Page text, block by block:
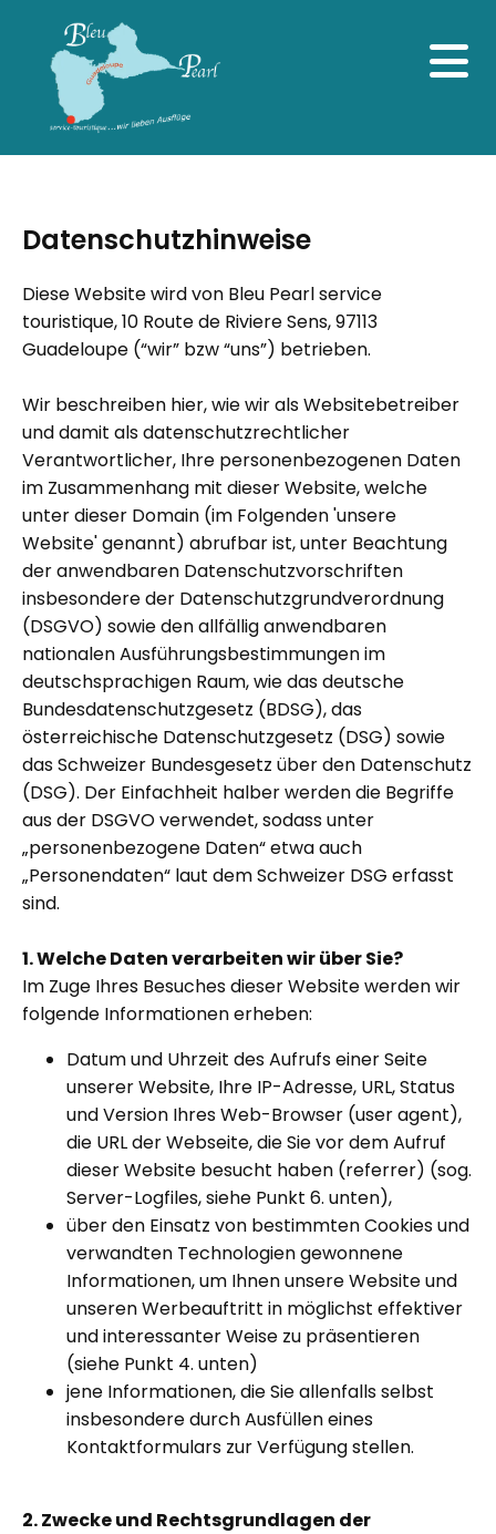
Datenschutzhinweise
Diese Website wird von Bleu Pearl service
touristique, 10 Route de Riviere Sens, 97113
Guadeloupe (“wir” bzw “uns”) betrieben.
Wir beschreiben hier, wie wir als Websitebetreiber
und damit als datenschutzrechtlicher
Verantwortlicher, Ihre personenbezogenen Daten
im Zusammenhang mit dieser Website, welche
unter dieser Domain (im Folgenden 'unsere
Website' genannt) abrufbar ist, unter Beachtung
der anwendbaren Datenschutzvorschriften
insbesondere der Datenschutzgrundverordnung
(DSGVO) sowie den allfällig anwendbaren
nationalen Ausführungsbestimmungen im
deutschsprachigen Raum, wie das deutsche
Bundesdatenschutzgesetz (BDSG), das
österreichische Datenschutzgesetz (DSG) sowie
das Schweizer Bundesgesetz über den Datenschutz
(DSG). Der Einfachheit halber werden die Begriffe
aus der DSGVO verwendet, sodass unter
„personenbezogene Daten“ etwa auch
„Personendaten“ laut dem Schweizer DSG erfasst
sind.
1. Welche Daten verarbeiten wir über Sie?
Im Zuge Ihres Besuches dieser Website werden wir
folgende Informationen erheben:
Datum und Uhrzeit des Aufrufs einer Seite
unserer Website, Ihre IP-Adresse, URL, Status
und Version Ihres Web-Browser (user agent),
die URL der Webseite, die Sie vor dem Aufruf
dieser Website besucht haben (referrer) (sog.
Server-Logfiles, siehe Punkt 6. unten),
über den Einsatz von bestimmten Cookies und
verwandten Technologien gewonnene
Informationen, um Ihnen unsere Website und
unseren Werbeauftritt in möglichst effektiver
und interessanter Weise zu präsentieren
(siehe Punkt 4. unten)
jene Informationen, die Sie allenfalls selbst
insbesondere durch Ausfüllen eines
Kontaktformulars zur Verfügung stellen.
2. Zwecke und Rechtsgrundlagen der